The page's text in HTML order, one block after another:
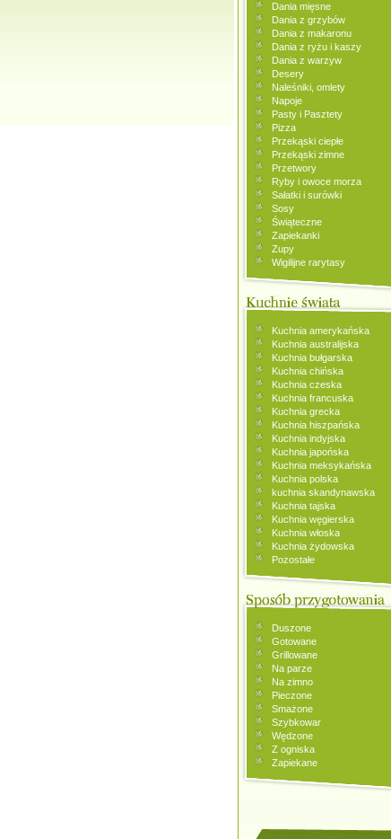
Dania mięsne
Dania z grzybów
Dania z makaronu
Dania z ryżu i kaszy
Dania z warzyw
Desery
Naleśniki, omlety
Napoje
Pasty i Pasztety
Pizza
Przekąski ciepłe
Przekąski zimne
Przetwory
Ryby i owoce morza
Sałatki i surówki
Sosy
Świąteczne
Zapiekanki
Zupy
Wigilijne rarytasy
Kuchnia amerykańska
Kuchnia australijska
Kuchnia bułgarska
Kuchnia chińska
Kuchnia czeska
Kuchnia francuska
Kuchnia grecka
Kuchnia hiszpańska
Kuchnia indyjska
Kuchnia japońska
Kuchnia meksykańska
Kuchnia polska
kuchnia skandynawska
Kuchnia tajska
Kuchnia węgierska
Kuchnia włoska
Kuchnia żydowska
Pozostałe
Duszone
Gotowane
Grillowane
Na parze
Na zimno
Pieczone
Smażone
Szybkowar
Wędzone
Z ogniska
Zapiekane